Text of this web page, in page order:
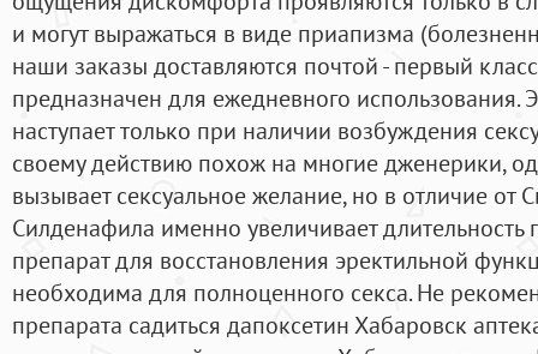
и могут выражаться в виде приапизма
наши заказы доставляются почтой - первый
предназначен для ежедневного использования.
наступает только при наличии возбуждения
своему действию похож на многие дженерики,
вызывает сексуальное желание, но в отличие от
Силденафила именно увеличивает длительность
препарат для восстановления эректильной
необходима для полноценного секса. Не
препарата садиться дапоксетин Хабаровск